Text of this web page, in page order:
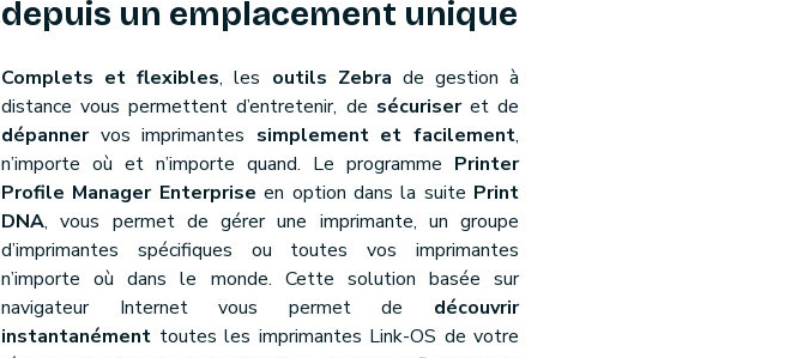
depuis un emplacement unique
Complets et flexibles, les outils Zebra de gestion à
distance vous permettent d’entretenir, de sécuriseret de
dépannervos imprimantes simplement et facilement,
n’importe où et n’importe quand. Le programme Printer
Profile Manager Enterprise en option dans la suite Print
DNA, vous permet de gérer une imprimante, un groupe
d’imprimantes spécifiques ou toutes vos imprimantes
n’importe où dans le monde. Cette solution basée sur
navigateur Internet vous permet de découvrir
instantanément toutes les imprimantes Link-OS de votre